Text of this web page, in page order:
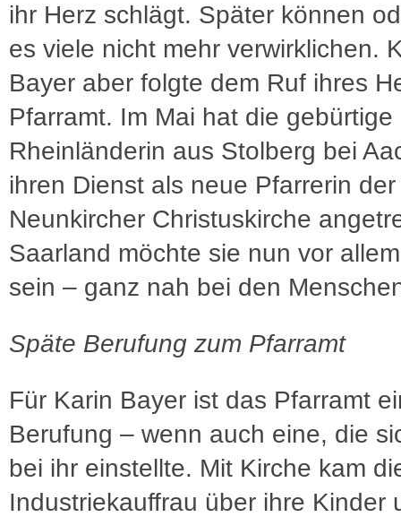
ihr Herz schlägt. Später können
es viele nicht mehr verwirklichen.
Bayer aber folgte dem Ruf ihres
Pfarramt. Im Mai hat die gebürtige
Rheinländerin aus Stolberg bei
ihren Dienst als neue Pfarrerin der
Neunkircher Christuskirche
Saarland möchte sie nun vor
sein – ganz nah bei den
Späte Berufung zum Pfarramt
Für Karin Bayer ist das Pfarramt
Berufung – wenn auch eine, die
bei ihr einstellte. Mit Kirche kam
Industriekauffrau über ihre Kinder